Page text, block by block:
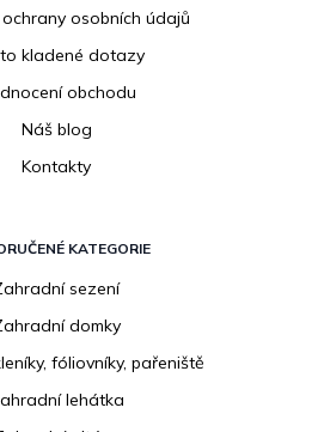
osobních údajů
kladené dotazy
obchodu
Náš blog
Kontakty
KATEGORIE
sezení
domky
fóliovníky, pařeniště
lehátka